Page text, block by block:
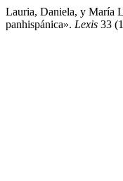
Lauria, Daniela, y María
panhispánica». Lexis 33